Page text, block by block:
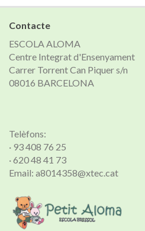
notícies
Contacte
ESCOLA ALOMA
Centre Integrat d'Ensenyament
Carrer Torrent Can Piquer s/n
08016 BARCELONA
Telèfons:
· 93 408 76 25
· 620 48 41 73
Email: a8014358@xtec.cat